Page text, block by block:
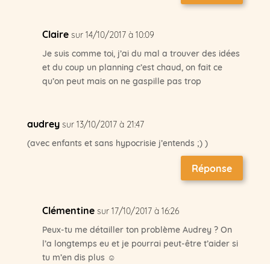
Claire sur 14/10/2017 à 10:09
Je suis comme toi, j’ai du mal a trouver des idées
et du coup un planning c’est chaud, on fait ce
qu’on peut mais on ne gaspille pas trop
audrey sur 13/10/2017 à 21:47
(avec enfants et sans hypocrisie j’entends ;) )
Réponse
Clémentine sur 17/10/2017 à 16:26
Peux-tu me détailler ton problème Audrey ? On
l’a longtemps eu et je pourrai peut-être t’aider si
tu m’en dis plus ☺